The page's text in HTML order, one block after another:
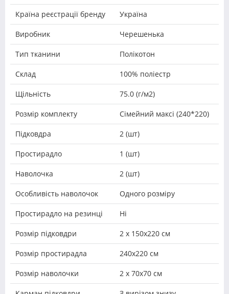
Країна реєстрації бренду Україна
Виробник Черешенька
Тип тканини Полікотон
Склад 100% поліестр
Щільність 75.0 (г/м2)
Розмір комплекту Сімейний максі (240*220)
Підковдра 2 (шт)
Простирадло 1 (шт)
Наволочка 2 (шт)
Особливість наволочок Одного розміру
Простирадло на резинці Ні
Розмір підковдри 2 х 150х220 см
Розмір простирадла 240х220 см
Розмір наволочки 2 х 70х70 см